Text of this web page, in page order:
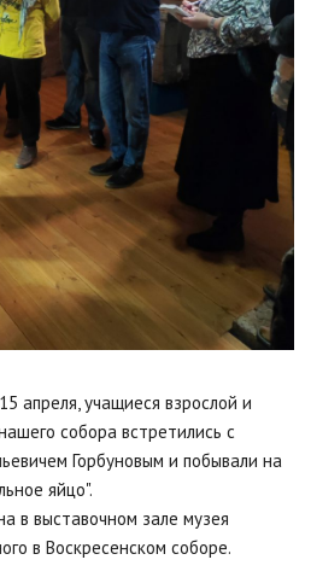
апреля, учащиеся взрослой и
собора встретились с
Горбуновым и побывали на
яйцо".
в выставочном зале музея
в Воскресенском соборе.